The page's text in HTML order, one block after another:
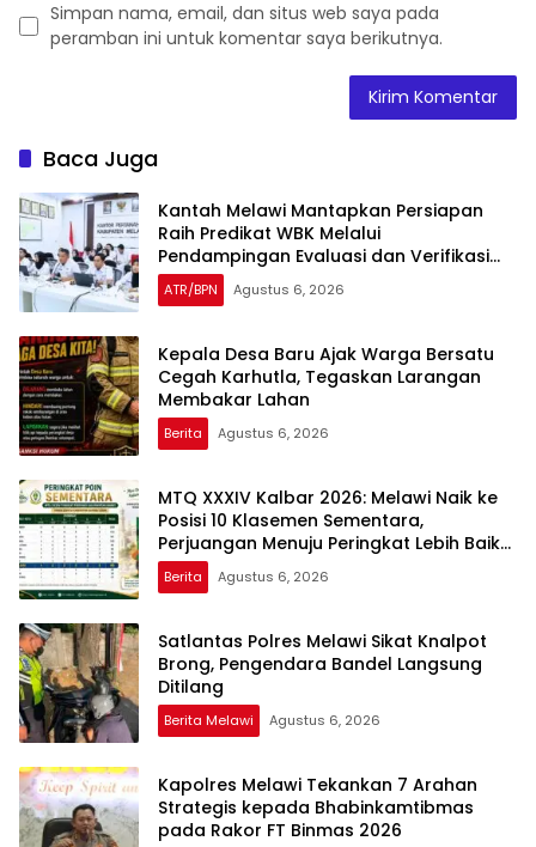
Simpan nama, email, dan situs web saya pada
peramban ini untuk komentar saya berikutnya.
Baca Juga
Kantah Melawi Mantapkan Persiapan
Raih Predikat WBK Melalui
Pendampingan Evaluasi dan Verifikasi
Lapangan
ATR/BPN Agustus 6, 2026
Kepala Desa Baru Ajak Warga Bersatu
Cegah Karhutla, Tegaskan Larangan
Membakar Lahan
Berita Agustus 6, 2026
MTQ XXXIV Kalbar 2026: Melawi Naik ke
Posisi 10 Klasemen Sementara,
Perjuangan Menuju Peringkat Lebih Baik
Berlanjut
Berita Agustus 6, 2026
Satlantas Polres Melawi Sikat Knalpot
Brong, Pengendara Bandel Langsung
Ditilang
Berita Melawi Agustus 6, 2026
Kapolres Melawi Tekankan 7 Arahan
Strategis kepada Bhabinkamtibmas
pada Rakor FT Binmas 2026